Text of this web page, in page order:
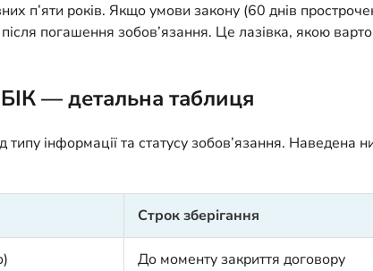
п’яти років. Якщо умови закону (60 днів
погашення зобов’язання. Це лазівка, якою
— детальна таблиця
типу інформації та статусу зобов’язання.
Строк зберігання
До моменту закриття договору